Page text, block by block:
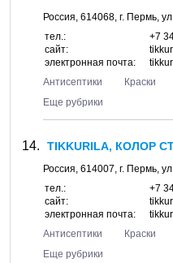
Россия, 614068, г. Пермь,
тел.:
+7
сайт:
электронная почта:
Антисептики
Краски
Еще рубрики
TIKKURILA, КОЛОР
Россия, 614007, г. Пермь,
тел.:
+7
сайт:
электронная почта:
Антисептики
Краски
Еще рубрики